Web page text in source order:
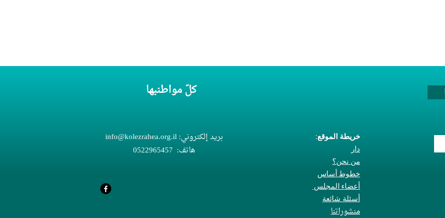
كلّ مواطنبها
بريد إلكتروني:info@kolezrahea.org.il
هاتف:
2965457
خريطة الموقع:
دار
من نحن؟
خطوط أساس
أعضاء المجلس
أسئلة شائعة
منشوراتنا